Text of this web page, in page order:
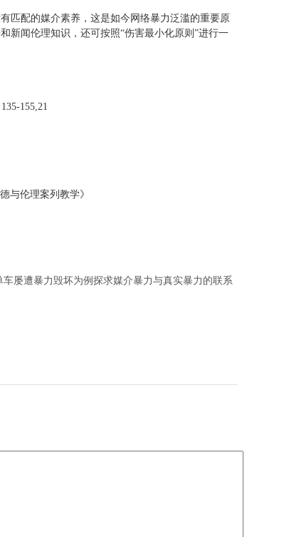
匹配的媒介素养，这是如今网络暴力泛滥的重要原
新闻伦理知识，还可按照“伤害最小化原则”进行一
155,21
与伦理案列教学》
车屡遭暴力毁坏为例探求媒介暴力与真实暴力的联系